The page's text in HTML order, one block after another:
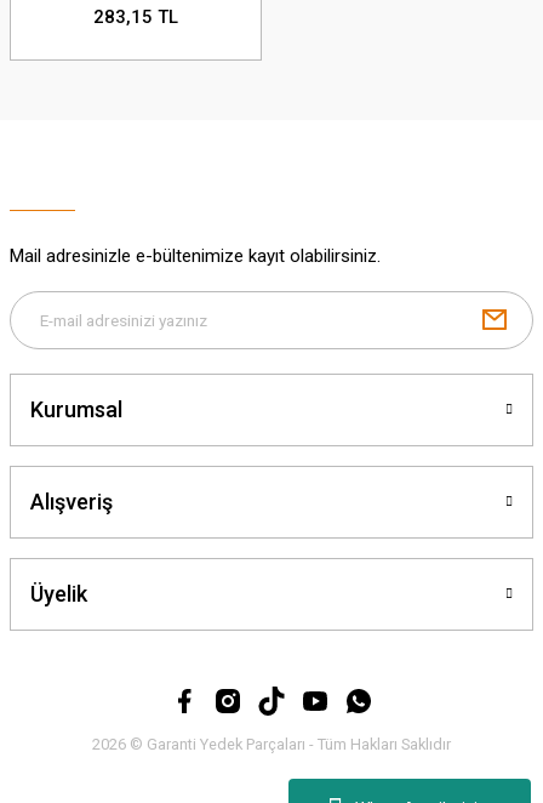
283,15 TL
Mail adresinizle e-bültenimize kayıt olabilirsiniz.
Kurumsal
Alışveriş
Üyelik
2026 © Garanti Yedek Parçaları - Tüm Hakları Saklıdır